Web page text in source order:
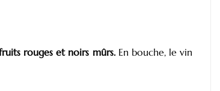
rouges et noirs mûrs.En bouche, le vin